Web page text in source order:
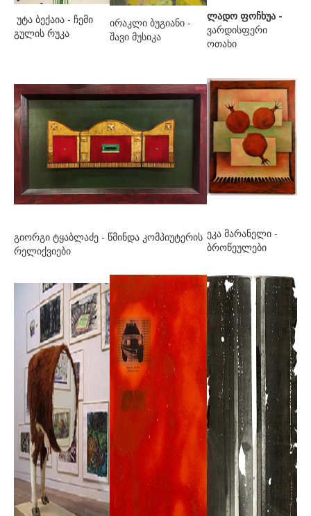
შენგელია გიორგი
ჩიჩუა დავით
ჩიჩუა ნანა
ჩხიკვაძე სოფო
წიკლაური ელისო
ჭ-ჯ
ჭელიძე ზინაიდა
ჭკადუა ეთერი
ჭუმბურიძე ნინა
ხახანაშვილი შალვა
ხმალაძე დავით
ჯავახიშვილი ელზა
ჯაფარიძე მირიან
ჯორჯაძე თეა
ჯორჯი ტილდა
ᲙᲝᲜᲢᲐᲥᲢᲘ
უტა ბექაია - ჩემი
გულის რუკა
ირაკლი ბუგიანი -
შავი მუსიკა
ლადო ფოჩხუა -
ვარდისფერი
ოთახი
გიორგი ტყაბლაძე - წმინდა კომპიუტერის
რელიქვიები
ეკა მარანელი -
ბროწეულები